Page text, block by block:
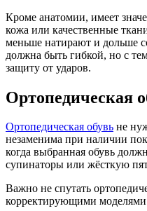
Кроме анатомии, имеет
кожа или качественные
меньше натирают и дольше
должна быть гибкой, но с
защиту от ударов.
Ортопедическая
Ортопедическая обувь не
незаменима при наличии
когда выбранная обувь
супинаторы или жёсткую
Важно не спутать
корректирующими